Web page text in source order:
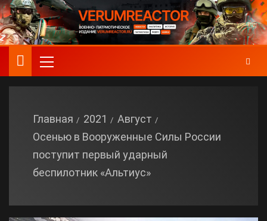
Главная 2021
Август
Осенью в Вооруженные Силы России
поступит первый ударный
беспилотник «Альтиус»